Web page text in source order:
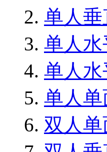
单人垂
单人水
单人水
单人
双人